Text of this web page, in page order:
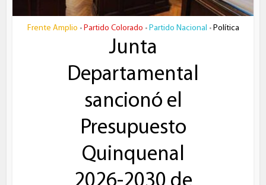
Frente Amplio • Partido Colorado • Partido Nacional • Política
Junta
Departamental
sancionó el
Presupuesto
Quinquenal